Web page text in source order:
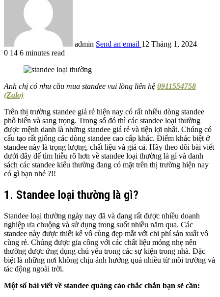
admin Send an email 12 Tháng 1, 2024
0 14 6 minutes read
Anh chị có nhu cầu mua standee vui lòng liên hệ0911554758
(Zalo)
Trên thị trường standee giá rẻ hiện nay có rất nhiều dòng standee
phổ biến và sang trọng. Trong số đó thì các standee loại thường
được mệnh danh là những standee giá rẻ và tiện lợi nhất. Chúng có
cấu tạo rất giống các dòng standee cao cấp khác. Điểm khác biệt ở
standee này là trọng lượng, chất liệu và giá cả. Hãy theo dõi bài viết
dưới đây để tìm hiễu rõ hơn về standee loại thường là gì và danh
sách các standee kiểu thường đang có mặt trên thị trường hiện nay
có gì bạn nhé ?!!
1. Standee loại thường là gì?
Standee loại thường ngày nay đã và đang rất được nhiều doanh
nghiệp ưa chuộng và sử dụng trong suốt nhiều năm qua. Các
standee này được thiết kế vô cùng đẹp mắt với chi phí sản xuất vô
cùng rẻ. Chúng được gia công với các chất liệu mỏng nhẹ nên
thường được ứng dụng chủ yếu trong các sự kiện trong nhà. Đặc
biệt là những nơi không chịu ảnh hưởng quá nhiều từ môi trường và
tác động ngoài trời.
Một số bài viết về standee quảng cáo chắc chắn bạn sẽ cần: